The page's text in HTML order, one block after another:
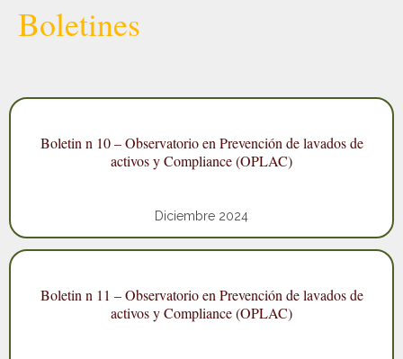
Boletines
Boletin n 10 – Observatorio en Prevención de lavados de
activos y Compliance (OPLAC)
Diciembre 2024
Boletin n 11 – Observatorio en Prevención de lavados de
activos y Compliance (OPLAC)